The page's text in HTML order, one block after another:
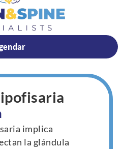
implica
la glándula